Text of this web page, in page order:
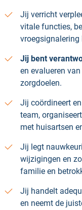
Jij verricht
vitale functies,
Jij bent
en evalueren
zorgdoelen.
Jij coördineert
team,
met huisartsen
Jij legt
wijzigingen en
familie en
Jij handelt
en neemt de